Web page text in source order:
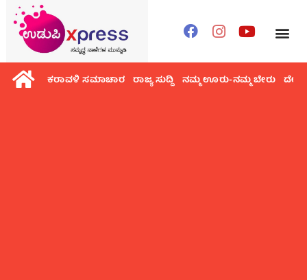
ಕರಾವಳಿ ಸಮಾಚಾರ ರಾಜ್ಯ ಸುದ್ದಿ ನಮ್ಮ ಊರು-ನಮ್ಮ ಬೇರು ದೇಶ